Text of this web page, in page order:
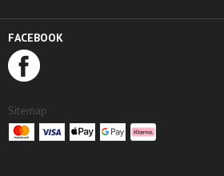
FACEBOOK
Sitemap